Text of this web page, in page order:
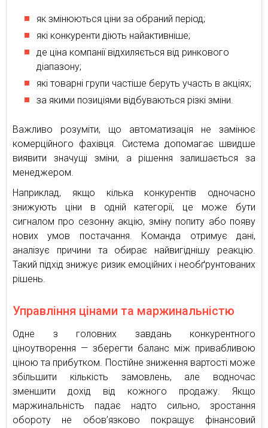
як змінюються ціни за обраний період;
які конкуренти діють найактивніше;
де ціна компанії відхиляється від ринкового
діапазону;
які товарні групи частіше беруть участь в акціях;
за якими позиціями відбуваються різкі зміни.
Важливо розуміти, що автоматизація не замінює
комерційного фахівця. Система допомагає швидше
виявити значущі зміни, а рішення залишається за
менеджером.
Наприклад, якщо кілька конкурентів одночасно
знижують ціни в одній категорії, це може бути
сигналом про сезонну акцію, зміну попиту або появу
нових умов постачання. Команда отримує дані,
аналізує причини та обирає найвигіднішу реакцію.
Такий підхід знижує ризик емоційних і необґрунтованих
рішень.
Управління цінами та маржинальністю
Одне з головних завдань конкурентного
ціноутворення — зберегти баланс між привабливою
ціною та прибутком. Постійне зниження вартості може
збільшити кількість замовлень, але водночас
зменшити дохід від кожного продажу. Якщо
маржинальність падає надто сильно, зростання
обороту не обов’язково покращує фінансовий